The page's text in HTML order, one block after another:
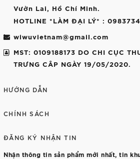
Vườn Lai, Hồ Chí Minh.
HOTLINE *LÀM ĐẠI LÝ* :
wiwuvietnam@gmail.com
MST: 0109188173 DO CHI CỤC
TRƯNG CÂP NGÀY 19/05/2020.
HƯỚNG DẪN
CHÍNH SÁCH
ĐĂNG KÝ NHẬN TIN
Nhận thông tin sản phẩm mới nhất, tin